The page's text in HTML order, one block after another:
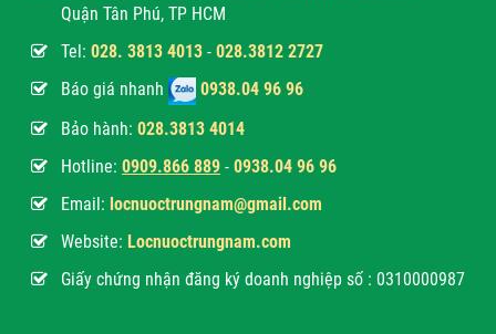
Tìm hiểu giá máy lọc...
Nhiều người vẫn chưa biết được giá máy lọc nước
Mách bạn cách lắp máy...
thì vấn đề lắp đặt...
Quận Tân Phú, TP HCM
Tel: 028. 3813 4013 - 028.3812 2727
Báo giá nhanh
0938.04 96 96
Bảo hành: 028.3813 4014
Hotline: 0909.866 889 - 0938.04 96 96
Email: locnuoctrungnam@gmail.com
Website: Locnuoctrungnam.com
Giấy chứng nhận đăng ký doanh nghiệp số : 0310000987